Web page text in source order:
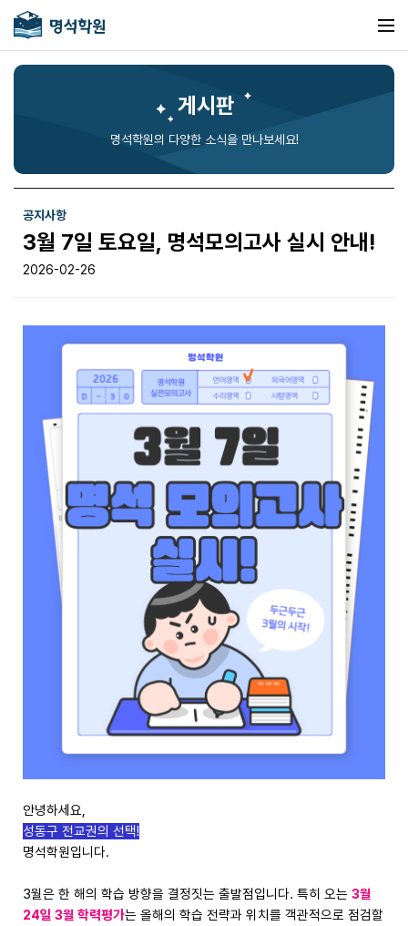
게시판
명석학원의 다양한 소식을 만나보세요!
공지사항
3월 7일 토요일, 명석모의고사 실시 안내!
2026-02-26
안녕하세요,
성동구 전교권의 선택!
명석학원입니다.
3월은 한 해의 학습 방향을 결정짓는 출발점입니다. 특히 오는 3월
24일 3월 학력평가는 올해의 학습 전략과 위치를 객관적으로 점검할